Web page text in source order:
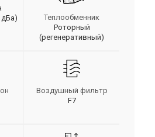
Теплообменник
Роторный
(регенеративный)
Воздушный фильтр
F7